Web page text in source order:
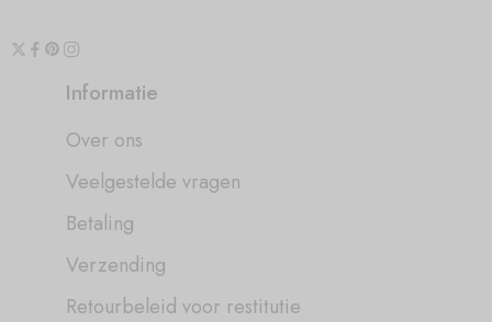
Informatie
Over ons
Veelgestelde vragen
Betaling
Verzending
Retourbeleid voor restitutie